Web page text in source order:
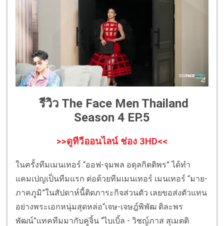
รีวิว The Face Men Thailand
Season 4 EP.5
>>ดูทีวีออนไลน์ ช่อง 3HD<<
ในครั้งทีมเมนเทอร์ “ออฟ-จุมพล อดุลกิตติพร” ได้ทำ
แคมเปญเป็นทีมแรก ต่อด้วยทีมเมนเทอร์ เมนเทอร์ “มาย-
ภาคภูมิ”ในสัปดาห์นี้ติดภาระกิจส่วนตัว เลยขอส่งตัวแทน
อย่างพระเอกหนุ่มสุดหล่อ“เจษ-เจษฎ์พิพัฒ ติละพร
พัฒน์”แทคทีมมากับคู่จิ้น “ไบเบิ้ล - วิชญ์ภาส สุเมตติ